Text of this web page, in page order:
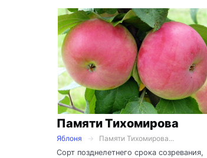
Памяти Тихомирова
Яблоня
Памяти Тихомирова...
Сорт позднелетнего срока созревания,